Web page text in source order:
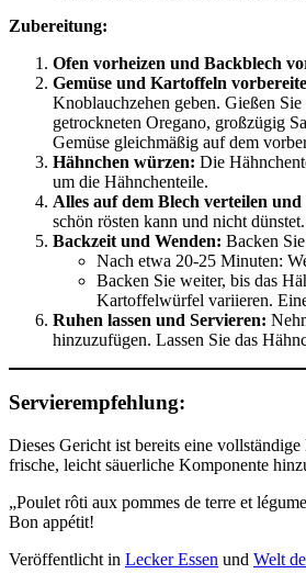
Zubereitung:
Ofen vorheizen und Backblech
Gemüse und Kartoffeln
Knoblauchzehen geben. Gießen
getrockneten Oregano, großzügig
Gemüse gleichmäßig auf dem
Hähnchen würzen: Die
um die Hähnchenteile.
Alles auf dem Blech verteilen und
schön rösten kann und nicht
Backzeit und Wenden: Backen
Nach etwa 20-25 Minuten:
Backen Sie weiter, bis das
Kartoffelwürfel variieren.
Ruhen lassen und Servieren:
hinzuzufügen. Lassen Sie das
Servierempfehlung:
Dieses Gericht ist bereits eine
frische, leicht säuerliche Komponente
„Poulet rôti aux pommes de terre et
Bon appétit!
Veröffentlicht in Lecker Essen und Welt